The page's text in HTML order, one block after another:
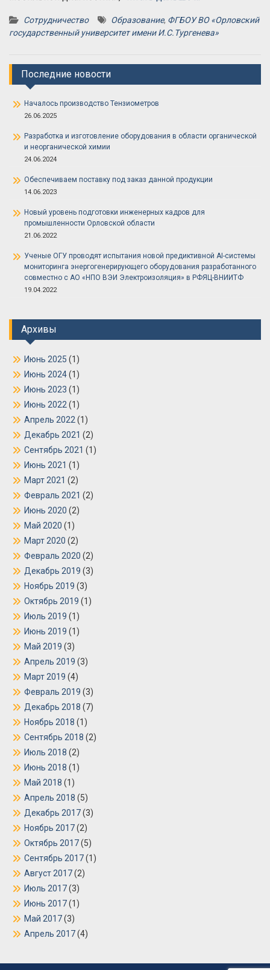
Сотрудничество Образование, ФГБОУ ВО «Орловский
государственный университет имени И.С.Тургенева»
Последние новости
Началось производство Тензиометров
26.06.2025
Разработка и изготовление оборудования в области органической
и неорганической химии
24.06.2024
Обеспечиваем поставку под заказ данной продукции
14.06.2023
Новый уровень подготовки инженерных кадров для
промышленности Орловской области
21.06.2022
Ученые ОГУ проводят испытания новой предиктивной AI-системы
мониторинга энергогенерирующего оборудования разработанного
совместно с АО «НПО ВЭИ Электроизоляция» в РФЯЦ-ВНИИТФ
19.04.2022
Архивы
Июнь 2025 (1)
Июнь 2024(1)
Июнь 2023 (1)
Июнь 2022 (1)
Апрель 2022 (1)
Декабрь 2021 (2)
Сентябрь 2021 (1)
Июнь 2021 (1)
Март 2021 (2)
Февраль 2021 (2)
Июнь 2020 (2)
Май 2020 (1)
Март 2020 (2)
Февраль 2020 (2)
Декабрь 2019 (3)
Ноябрь 2019 (3)
Октябрь 2019 (1)
Июль 2019 (1)
Июнь 2019 (1)
Май 2019 (3)
Апрель 2019 (3)
Март 2019 (4)
Февраль 2019 (3)
Декабрь 2018 (7)
Ноябрь 2018 (1)
Сентябрь 2018 (2)
Июль 2018 (2)
Июнь 2018 (1)
Май 2018 (1)
Апрель 2018 (5)
Декабрь 2017(3)
Ноябрь 2017(2)
Октябрь 2017(5)
Сентябрь 2017(1)
Август 2017(2)
Июль 2017(3)
Июнь 2017(1)
Май 2017(3)
Апрель 2017(4)